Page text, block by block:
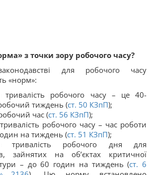
з точки зору робочого часу?
для робочого часу
«норм»:
тривалість робочого часу – це 40-
тиждень (ст. 50 КЗпП);
час (ст. 56 КЗпП);
робочого часу – час роботи
на тиждень (ст. 51 КЗпП);
тривалість робочого дня для
зайнятих на об’єктах критичної
– до 60 годин на тиждень (ст. 6